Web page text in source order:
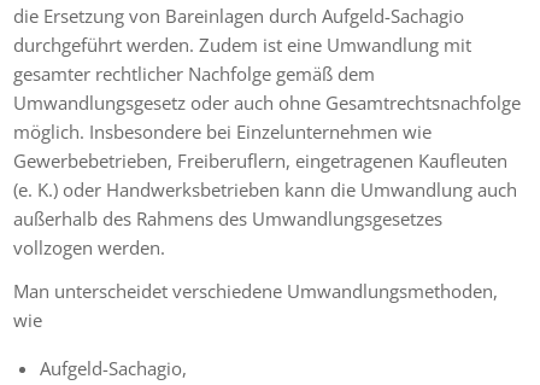
die Ersetzung von Bareinlagen durch Aufgeld-Sachagio
durchgeführt werden. Zudem ist eine Umwandlung mit
gesamter rechtlicher Nachfolge gemäß dem
Umwandlungsgesetz oder auch ohne Gesamtrechtsnachfolge
möglich. Insbesondere bei Einzelunternehmen wie
Gewerbebetrieben, Freiberuflern, eingetragenen Kaufleuten
(e. K.) oder Handwerksbetrieben kann die Umwandlung auch
außerhalb des Rahmens des Umwandlungsgesetzes
vollzogen werden.
Man unterscheidet verschiedene Umwandlungsmethoden,
wie
Aufgeld-Sachagio,